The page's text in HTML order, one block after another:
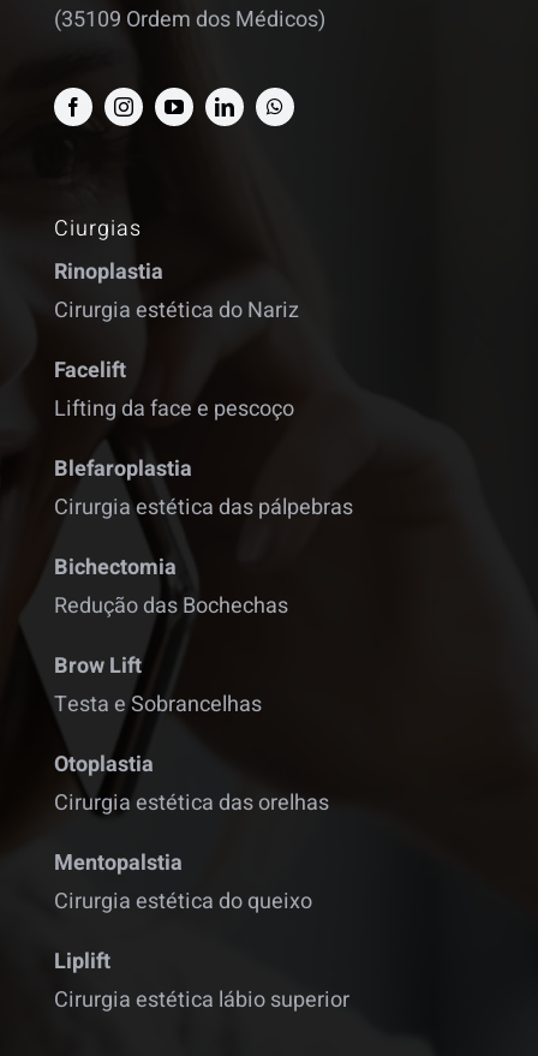
(35109 Ordem dos Médicos)
Ciurgias
Rinoplastia
Cirurgia estética do Nariz
Facelift
Lifting da face e pescoço
Blefaroplastia
Cirurgia estética das pálpebras
Bichectomia
Redução das Bochechas
Brow Lift
Testa e Sobrancelhas
Otoplastia
Cirurgia estética das orelhas
Mentopalstia
Cirurgia estética do queixo
Liplift
Cirurgia estética lábio superior